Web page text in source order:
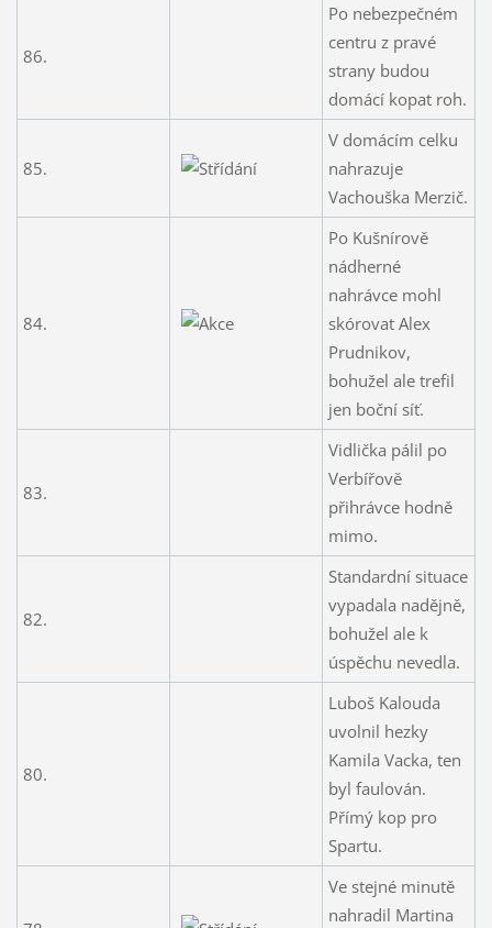
86.
Po nebezpečném
centru z pravé
strany budou
domácí kopat roh.
85.
V domácím celku
nahrazuje
Vachouška Merzič.
84.
Po Kušnírově
nádherné
nahrávce mohl
skórovat Alex
Prudnikov,
bohužel ale trefil
jen boční síť.
83.
Vidlička pálil po
Verbířově
přihrávce hodně
mimo.
82.
Standardní situace
vypadala nadějně,
bohužel ale k
úspěchu nevedla.
80.
Luboš Kalouda
uvolnil hezky
Kamila Vacka, ten
byl faulován.
Přímý kop pro
Spartu.
Ve stejné minutě
nahradil Martina